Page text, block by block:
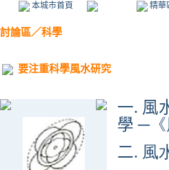
本城市首頁 精華
討論區／科學
要注重科學風水研究
一. 風
學 ─《
二. 風